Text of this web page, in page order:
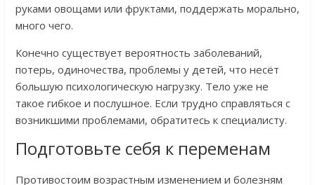
руками овощами или фруктами, поддержать морально,
много чего.
Конечно существует вероятность заболеваний,
потерь, одиночества, проблемы у детей, что несёт
большую психологическую нагрузку. Тело уже не
такое гибкое и послушное. Если трудно справляться с
возникшими проблемами, обратитесь к специалисту.
Подготовьте себя к переменам
Противостоим возрастным изменением и болезням